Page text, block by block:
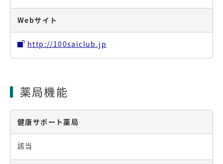
Webサイト
http://100saiclub.jp
薬局機能
健康サポート薬局
該当